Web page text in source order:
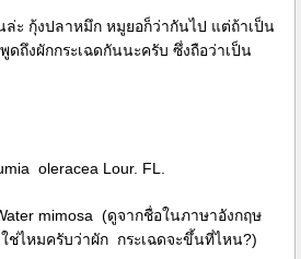
กระเฉด
ะ กุ้งปลาหมึก หมูยอก็ว่ากันไป แต่ถ้าเป็น
ดถึงผักกระเฉดกันนะครับ ซึ่งถือว่าเป็น
oleracea Lour. FL.
mimosa (ดูจากชื่อในภาษาอังกฤษ
ช่ไหมครับว่าผัก กระเฉดจะขึ้นที่ไหน?)